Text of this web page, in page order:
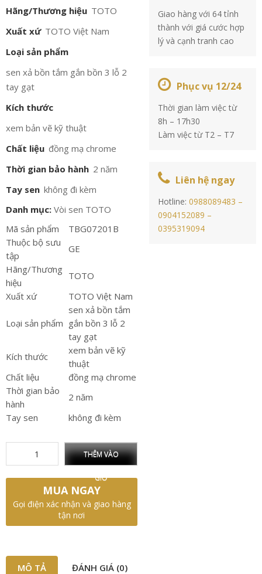
Hãng/Thương hiệu TOTO
Xuất xứ TOTO Việt Nam
Loại sản phẩm
sen xả bồn tắm gắn bồn 3 lỗ 2
tay gạt
Kích thước
xem bản vẽ kỹ thuật
Chất liệu đồng mạ chrome
Thời gian bảo hành 2 năm
Tay sen không đi kèm
Danh mục: Vòi sen TOTO
Mã sản phẩm
TBG07201B
Thuộc bộ sưu
tập
GE
Hãng/Thương
hiệu
TOTO
Xuất xứ
TOTO Việt Nam
Loại sản phẩm
sen xả bồn tắm
gắn bồn 3 lỗ 2
tay gạt
Kích thước
xem bản vẽ kỹ
thuật
Chất liệu
đồng mạ chrome
Thời gian bảo
hành
2 năm
Tay sen
không đi kèm
THÊM VÀO
GIỎ
MUA NGAY
Gọi điện xác nhận và giao hàng
tận nơi
Giao hàng với 64 tỉnh
thành với giá cước hợp
lý và cạnh tranh cao
Phục vụ 12/24
Thời gian làm việc từ
8h – 17h30
Làm việc từ T2 – T7
Liên hệ ngay
Hotline:0988089483 –
0904152089 –
0395319094
MÔ TẢ ĐÁNH GIÁ (0)